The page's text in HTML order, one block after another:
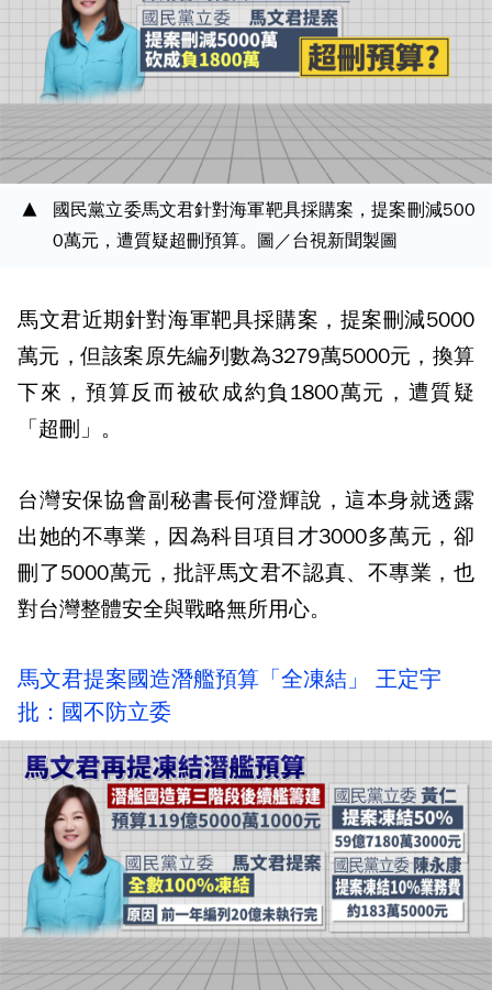
國民黨立委馬文君針對海軍靶具採購案，提案刪減500
0萬元，遭質疑超刪預算。圖／台視新聞製圖
馬文君近期針對海軍靶具採購案，提案刪減5000
萬元，但該案原先編列數為3279萬5000元，換算
下來，預算反而被砍成約負1800萬元，遭質疑
「超刪」。
台灣安保協會副秘書長何澄輝說，這本身就透露
出她的不專業，因為科目項目才3000多萬元，卻
刪了5000萬元，批評馬文君不認真、不專業，也
對台灣整體安全與戰略無所用心。
馬文君提案國造潛艦預算「全凍結」 王定宇
批：國不防立委